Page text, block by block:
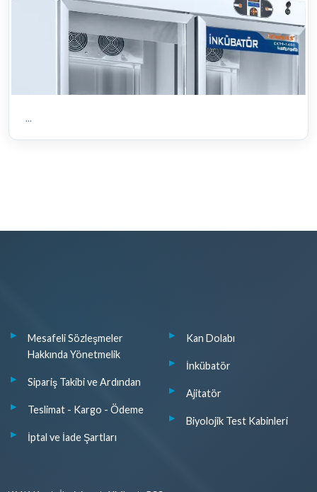
...
Mesafeli Sözleşmeler
Hakkında Yönetmelik
Sipariş Takibi ve Ardından
Teslimat - Kargo - Ödeme
İptal ve İade Şartları
Kan Dolabı
İnkübatör
Ajitatör
Biyolojik Test Kabinleri